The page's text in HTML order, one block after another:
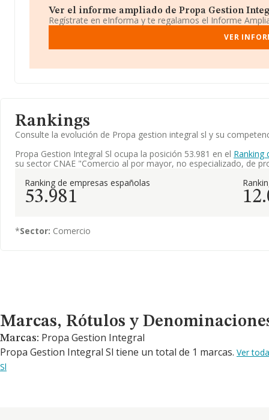
Ver el informe ampliado de Propa Gestion
Regístrate en eInforma y te regalamos el Informe
VER
Rankings
Consulte la evolución de Propa gestion integral sl y su
Propa Gestion Integral Sl ocupa la posición 53.981 en el Ranking
su sector CNAE "Comercio al por mayor, no especializado, de
Ranking de empresas españolas
53.981
*Sector: Comercio
Marcas, Rótulos y Denominaciones Comerciales
Marcas, Rótulos y
Marcas: Propa Gestion Integral
Propa Gestion Integral Sl tiene un total de 1 marcas. Ver
Sl